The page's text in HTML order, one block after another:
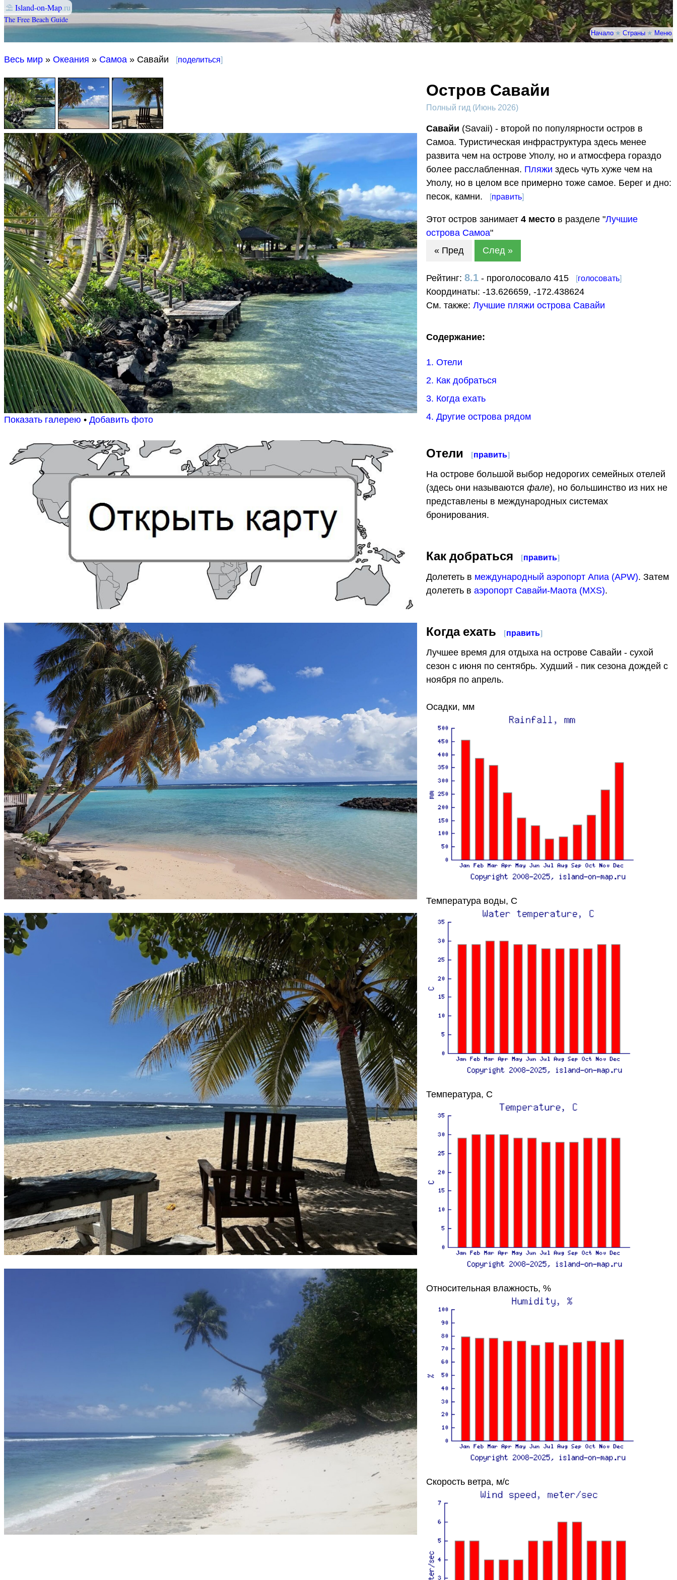
⛱ Island-on-Map.ru
The Free Beach Guide
Начало★ Страны ★ Меню
Весь мир » Океания » Самоа » Савайи [поделиться]
Показать галерею • Добавить фото
Остров Савайи
Полный гид (Июнь 2026)
Савайи (Savaii) - второй по популярности остров в
Самоа. Туристическая инфраструктура здесь менее
развита чем на острове Уполу, но и атмосфера гораздо
более расслабленная. Пляжи здесь чуть хуже чем на
Уполу, но в целом все примерно тоже самое. Берег и дно:
песок, камни.
[править]
Этот остров занимает 4местов разделе "Лучшие
острова Самоа"
« Пред
След »
Рейтинг: 8.1- проголосовало 415 [голосовать]
Координаты: -13.626659, -172.438624
См. также: Лучшие пляжи острова Савайи
Содержание:
1. Отели
2. Как добраться
3. Когда ехать
4. Другие острова рядом
Отели [править]
На острове большой выбор недорогих семейных отелей
(здесь они называются фале), но большинство из них не
представлены в международных системах
бронирования.
Как добраться [править]
Долететь в международный аэропорт Апиа (APW). Затем
долететь в аэропорт Савайи-Маота (MXS).
Когда ехать [править]
Лучшее время для отдыха на острове Савайи - сухой
сезон с июня по сентябрь. Худший - пик сезона дождей с
ноября по апрель.
Осадки, мм
Температура воды, C
Температура, C
Относительная влажность, %
Скорость ветра, м/с